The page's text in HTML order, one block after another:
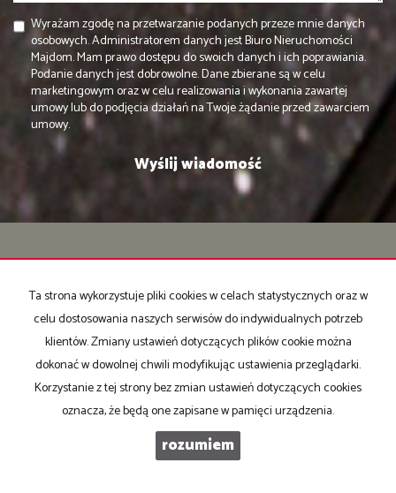
Wyrażam zgodę na przetwarzanie podanych przeze mnie danych
osobowych. Administratorem danych jest Biuro Nieruchomości
Majdom. Mam prawo dostępu do swoich danych i ich poprawiania.
Podanie danych jest dobrowolne. Dane zbierane są w celu
marketingowym oraz w celu realizowania i wykonania zawartej
umowy lub do podjęcia działań na Twoje żądanie przed zawarciem
umowy.
ul. Rynek 17
32-650 Kęty
507-012-625
Ta strona wykorzystuje pliki cookies w celach statystycznych oraz w
celu dostosowania naszych serwisów do indywidualnych potrzeb
klientów. Zmiany ustawień dotyczących plików cookie można
dokonać w dowolnej chwili modyfikując ustawienia przeglądarki.
Korzystanie z tej strony bez zmian ustawień dotyczących cookies
oznacza, że będą one zapisane w pamięci urządzenia.
rozumiem